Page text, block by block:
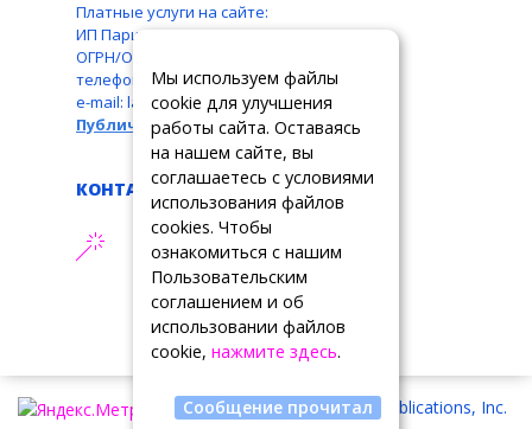
Платные услуги на сайте:
ИП Паршукова Л. Б., ИНН: 110104831087,
ОГРН/ОГРНИП: 326110000016550,
телефон: +7 963 489-19-05,
e-mail: larbar777@rambler.ru
Публичная оферта
КОНТАКТЫ
АДРЕС ТЕХПОДДЕРЖКИ
support@tslrussia.org
Copyright © 2026 Summit Publications, Inc.
Мы используем файлы
cookie для улучшения
работы сайта. Оставаясь
на нашем сайте, вы
соглашаетесь с условиями
использования файлов
cookies. Чтобы
ознакомиться с нашим
Пользовательским
соглашением и об
использовании файлов
cookie, нажмите здесь.
Сообщение прочитал